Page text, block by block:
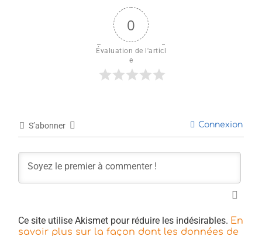
0
Évaluation de l'articl
e
S’abonner Connexion
Ce site utilise Akismet pour réduire les indésirables. En
savoir plus sur la façon dont les données de